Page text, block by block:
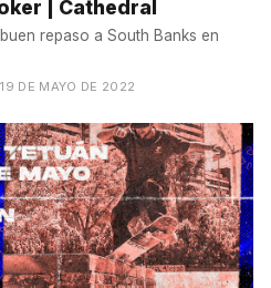
| Cathedral
repaso a South Banks en
DE MAYO DE 2022